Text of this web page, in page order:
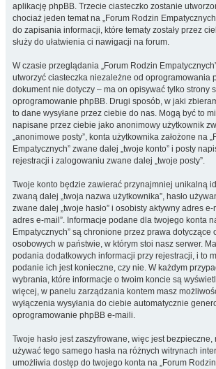
aplikację phpBB. Trzecie ciasteczko zostanie
chociaż jeden temat na „Forum Rodzin
do zapisania informacji, które tematy zostały przez
służy do ułatwienia ci nawigacji na forum.
W czasie przeglądania „Forum Rodzin
utworzyć ciasteczka niezależne od oprogramowania
dokument nie dotyczy – ma on opisywać tylko strony
oprogramowanie phpBB. Drugi sposób, w jaki
to dane wysyłane przez ciebie do nas. Mogą być to
napisane przez ciebie jako anonimowy użytkownik
„anonimowe posty”, konta użytkownika założone na
Empatycznych” zwane dalej „twoje konto” i posty
rejestracji i zalogowaniu zwane dalej „twoje posty”.
Twoje konto będzie zawierać przynajmniej unikalną
zwaną dalej „twoja nazwa użytkownika”, hasło
zwane dalej „twoje hasło” i osobisty aktywny adres
adres e-mail”. Informacje podane dla twojego konta
Empatycznych” są chronione przez prawa dotyczące
osobowych w państwie, w którym stoi nasz serwer.
podania dodatkowych informacji przy rejestracji, i to
podanie ich jest konieczne, czy nie. W każdym
wybrania, które informacje o twoim koncie są
więcej, w panelu zarządzania kontem masz
wyłączenia wysyłania do ciebie automatycznie
oprogramowanie phpBB e-maili.
Twoje hasło jest zaszyfrowane, więc jest
używać tego samego hasła na różnych witrynach
umożliwia dostęp do twojego konta na „Forum